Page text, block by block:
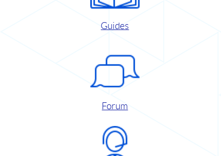
Guides
Forum